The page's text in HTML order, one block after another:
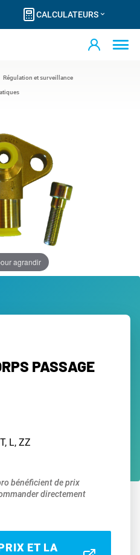
CALCULATEURS
Régulation et surveillance
agrandir
PASSAGE
L, ZZ
bénéficient de prix
directement
ET LA